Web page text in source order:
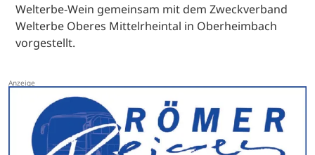
Welterbe-Wein gemeinsam mit dem Zweckverband
Welterbe Oberes Mittelrheintal in Oberheimbach
vorgestellt.